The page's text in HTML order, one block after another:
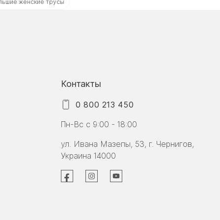
женские трусы
Контакты
0 800 213 450
Пн-Вс с 9:00 - 18:00
ул. Ивана Мазепы, 53, г. Чернигов,
Украина 14000